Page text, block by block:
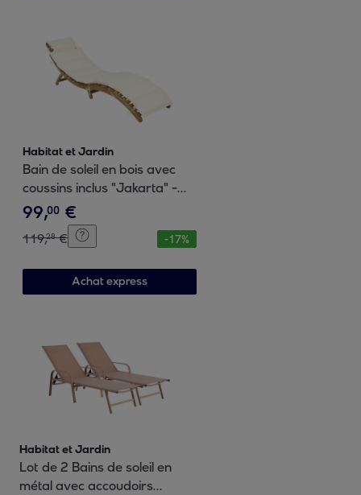
Habitat et Jardin
Bain de soleil en bois avec
coussins inclus "Jakarta" -
Beige
99,00 €
119,28 € -17%
Achat express
Habitat et Jardin
Lot de 2 Bains de soleil en
métal avec accoudoirs